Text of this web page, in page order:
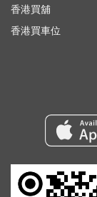
香港買舖
香港買車位